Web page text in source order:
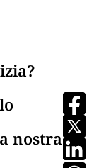
nostra